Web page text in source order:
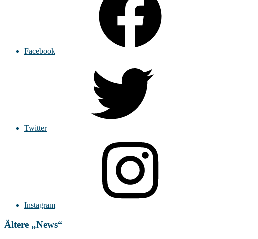
Facebook
Twitter
Instagram
Ältere „News“